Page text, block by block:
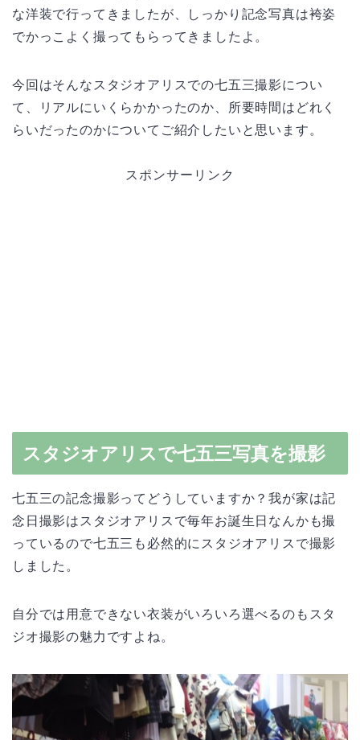
な洋装で行ってきましたが、しっかり記念写真は袴姿
でかっこよく撮ってもらってきましたよ。
今回はそんなスタジオアリスでの七五三撮影につい
て、リアルにいくらかかったのか、所要時間はどれく
らいだったのかについてご紹介したいと思います。
スポンサーリンク
スタジオアリスで七五三写真を撮影
七五三の記念撮影ってどうしていますか？我が家は記
念日撮影はスタジオアリスで毎年お誕生日なんかも撮
っているので七五三も必然的にスタジオアリスで撮影
しました。
自分では用意できない衣装がいろいろ選べるのもスタ
ジオ撮影の魅力ですよね。